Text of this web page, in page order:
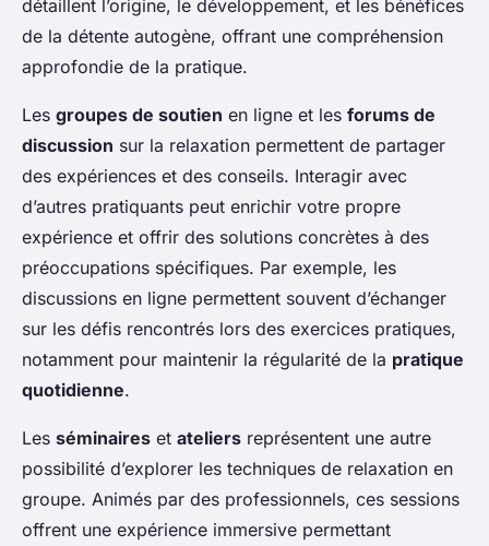
détaillent l’origine, le développement, et les bénéfices
de la détente autogène, offrant une compréhension
approfondie de la pratique.
Les groupes de soutien en ligne et les forums de
discussion sur la relaxation permettent de partager
des expériences et des conseils. Interagir avec
d’autres pratiquants peut enrichir votre propre
expérience et offrir des solutions concrètes à des
préoccupations spécifiques. Par exemple, les
discussions en ligne permettent souvent d’échanger
sur les défis rencontrés lors des exercices pratiques,
notamment pour maintenir la régularité de la pratique
quotidienne.
Les séminaires et ateliers représentent une autre
possibilité d’explorer les techniques de relaxation en
groupe. Animés par des professionnels, ces sessions
offrent une expérience immersive permettant